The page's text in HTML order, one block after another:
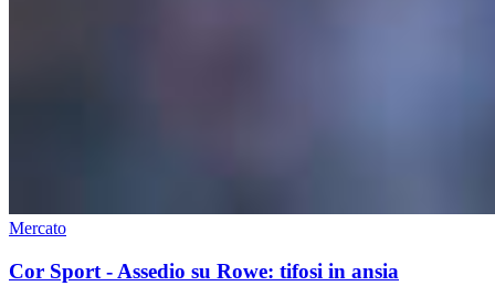
Mercato
Cor Sport - Assedio su Rowe: tifosi in ansia